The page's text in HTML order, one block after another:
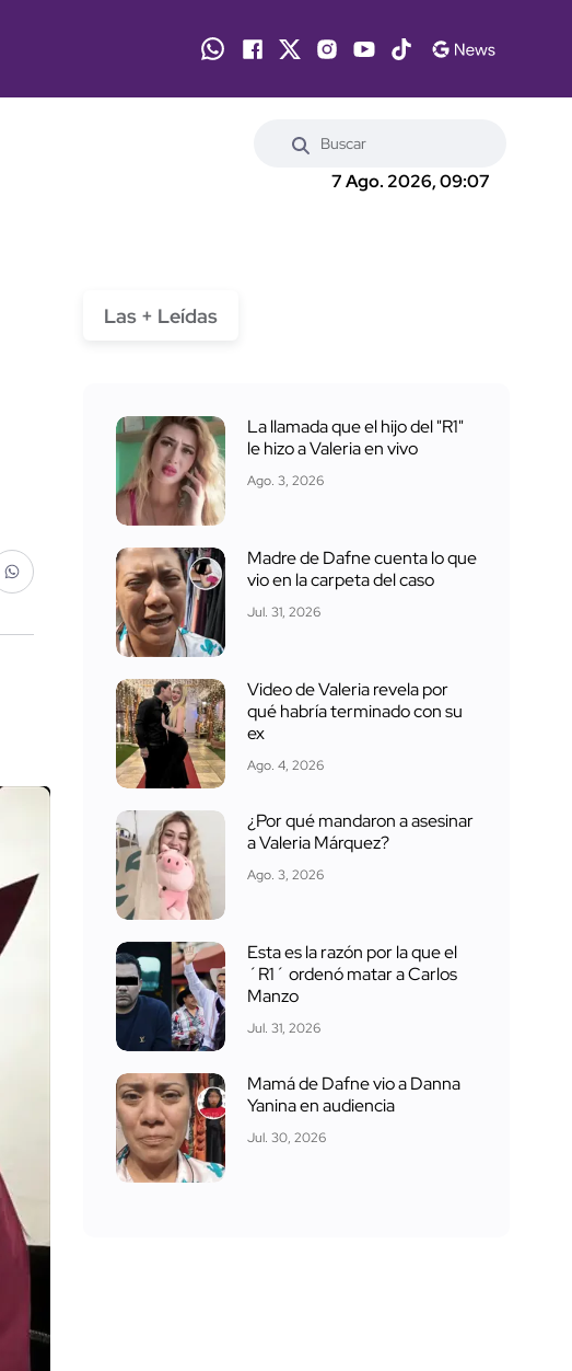
7 Ago. 2026, 09:07
Las + Leídas
La llamada que el hijo del "R1"
le hizo a Valeria en vivo
Ago. 3, 2026
Madre de Dafne cuenta lo que
vio en la carpeta del caso
Jul. 31, 2026
Video de Valeria revela por
qué habría terminado con su
ex
Ago. 4, 2026
¿Por qué mandaron a asesinar
a Valeria Márquez?
Ago. 3, 2026
Esta es la razón por la que el
´R1´ ordenó matar a Carlos
Manzo
Jul. 31, 2026
Mamá de Dafne vio a Danna
Yanina en audiencia
Jul. 30, 2026